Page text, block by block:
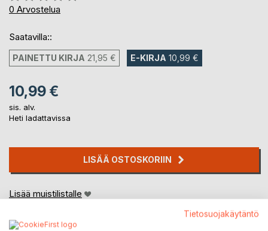
0%
0 Arvostelua
Saatavilla::
PAINETTU KIRJA 21,95 € E-KIRJA 10,99 €
10,99 €
sis. alv.
Heti ladattavissa
LISÄÄ OSTOSKORIIN
Lisää muistilistalle
Tietosuojakäytäntö